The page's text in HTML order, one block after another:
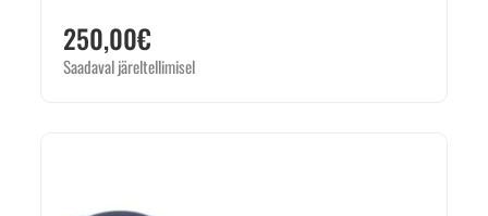
250,00€
Saadaval järeltellimisel